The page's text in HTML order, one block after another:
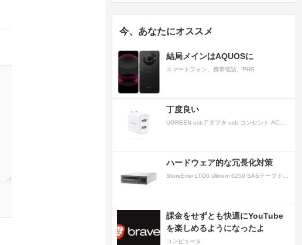
今、あなたにオススメ
結局メインはAQUOSに
スマートフォン、携帯電話、PHS
丁度良い
ハードウェア的な冗長化対策
課金をせずとも快適にYouTube
を楽しめるようになったよ
コンピュータ